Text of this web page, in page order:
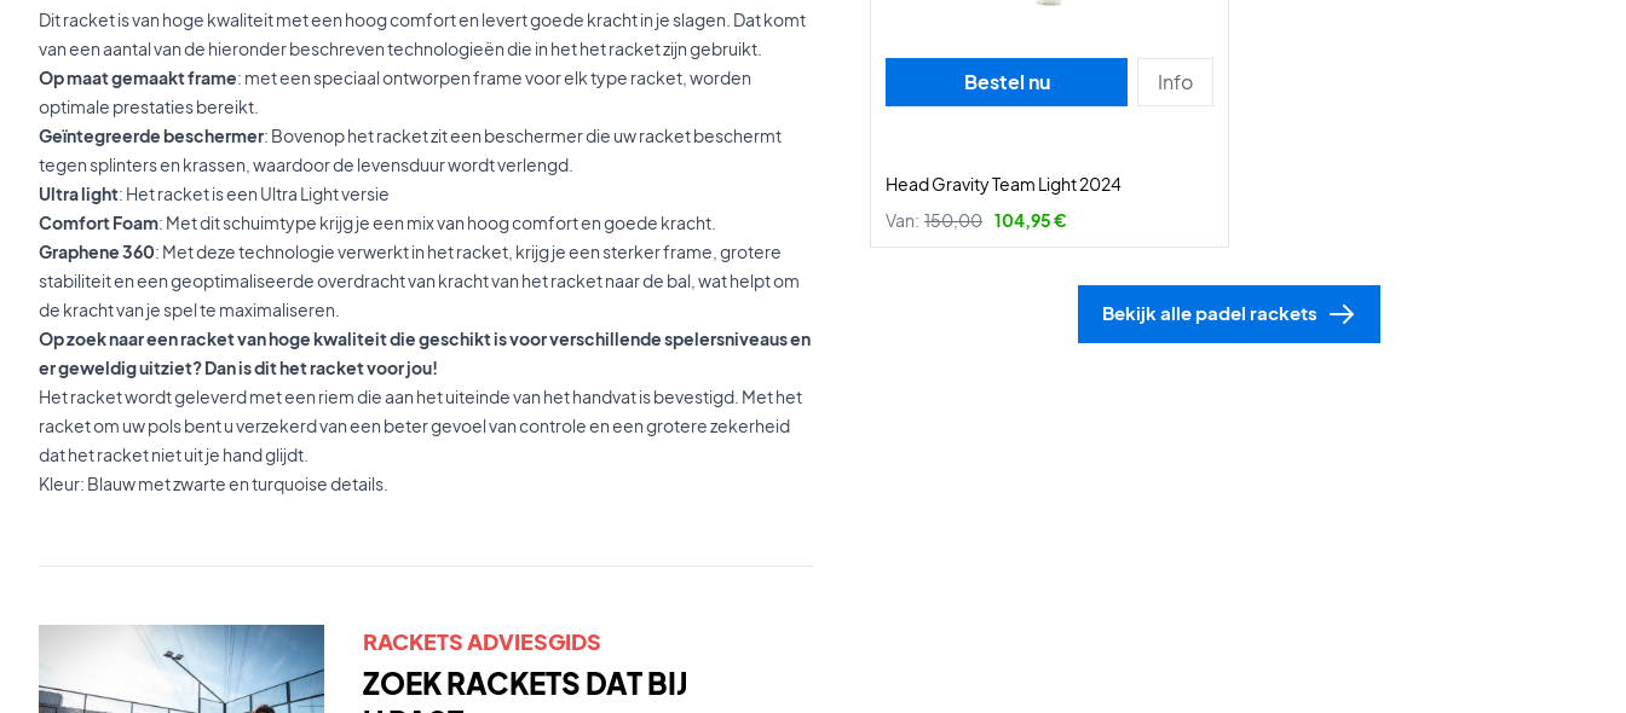
Dit racket is van hoge kwaliteit met een hoog comfort en levert goede kracht in je slagen. Dat komt
van een aantal van de hieronder beschreven technologieën die in het het racket zijn gebruikt.
Op maat gemaakt frame: met een speciaal ontworpen frame voor elk type racket, worden
optimale prestaties bereikt.
Geïntegreerde beschermer: Bovenop het racket zit een beschermer die uw racket beschermt
tegen splinters en krassen, waardoor de levensduur wordt verlengd.
Ultra light: Het racket is een Ultra Light versie
Comfort Foam: Met dit schuimtype krijg je een mix van hoog comfort en goede kracht.
Graphene 360: Met deze technologie verwerkt in het racket, krijg je een sterker frame, grotere
stabiliteit en een geoptimaliseerde overdracht van kracht van het racket naar de bal, wat helpt om
de kracht van je spel te maximaliseren.
Op zoek naar een racket van hoge kwaliteit die geschikt is voor verschillende spelersniveaus en
er geweldig uitziet? Dan is dit het racket voor jou!
Het racket wordt geleverd met een riem die aan het uiteinde van het handvat is bevestigd. Met het
racket om uw pols bent u verzekerd van een beter gevoel van controle en een grotere zekerheid
dat het racket niet uit je hand glijdt.
Kleur: Blauw met zwarte en turquoise details.
RACKETS ADVIESGIDS
ZOEK RACKETS DAT BIJ
Bestel nu Info
Head Gravity Team Light 2024
Van: 150,00 104,95 €
Bekijk alle padel rackets